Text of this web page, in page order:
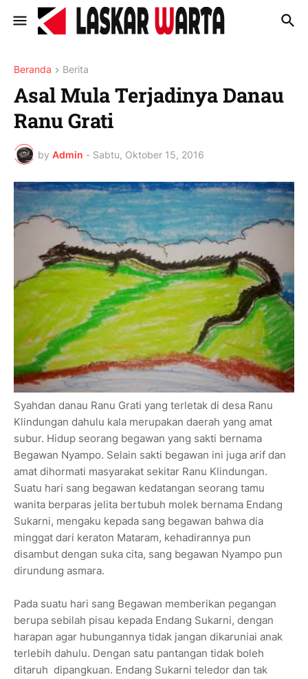
Beranda Berita
Asal Mula Terjadinya Danau
Ranu Grati
by Admin - Sabtu, Oktober 15, 2016
Syahdan danau Ranu Grati yang terletak di desa Ranu
Klindungan dahulu kala merupakan daerah yang amat
subur. Hidup seorang begawan yang sakti bernama
Begawan Nyampo. Selain sakti begawan ini juga arif dan
amat dihormati masyarakat sekitar Ranu Klindungan.
Suatu hari sang begawan kedatangan seorang tamu
wanita berparas jelita bertubuh molek bernama Endang
Sukarni, mengaku kepada sang begawan bahwa dia
minggat dari keraton Mataram, kehadirannya pun
disambut dengan suka cita, sang begawan Nyampo pun
dirundung asmara.
Pada suatu hari sang Begawan memberikan pegangan
berupa sebilah pisau kepada Endang Sukarni, dengan
harapan agar hubungannya tidak jangan dikaruniai anak
terlebih dahulu. Dengan satu pantangan tidak boleh
ditaruh dipangkuan. Endang Sukarni teledor dan tak